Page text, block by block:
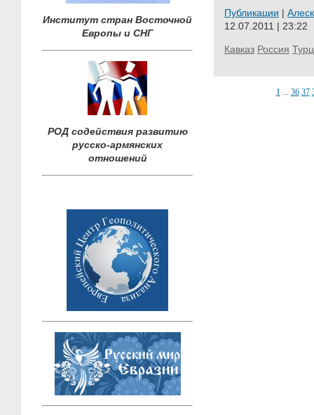
Институт стран Восточной
Европы и СНГ
РОД содействия развитию
русско-армянских
отношений
Публикации |
12.07.2011 | 23:22
Кавказ Россия
1... 36 37